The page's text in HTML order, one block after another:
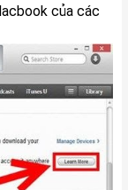
của các